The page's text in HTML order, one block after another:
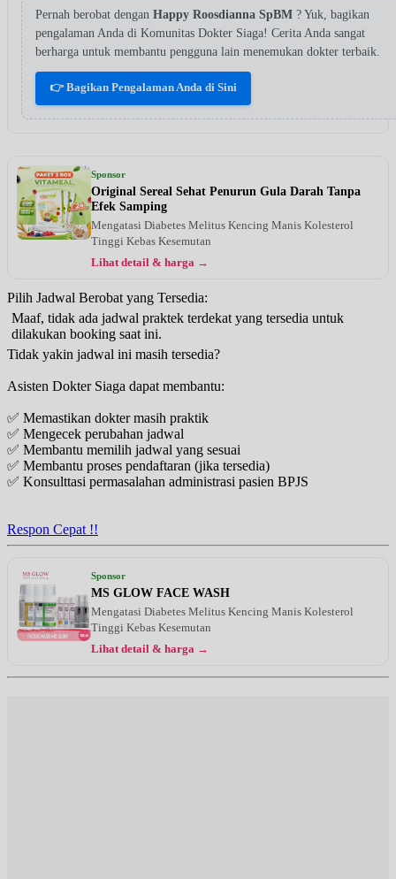
Pernah berobat dengan Happy Roosdianna SpBM ? Yuk, bagikan
pengalaman Anda di Komunitas Dokter Siaga! Cerita Anda sangat
berharga untuk membantu pengguna lain menemukan dokter terbaik.
👉 Bagikan Pengalaman Anda di Sini
Sponsor
Original Sereal Sehat Penurun Gula Darah Tanpa
Efek Samping
Mengatasi Diabetes Melitus Kencing Manis Kolesterol
Tinggi Kebas Kesemutan
Lihat detail & harga →
Pilih Jadwal Berobat yang Tersedia:
Maaf, tidak ada jadwal praktek terdekat yang tersedia untuk
dilakukan booking saat ini.
Tidak yakin jadwal ini masih tersedia?
Asisten Dokter Siaga dapat membantu:
✅ Memastikan dokter masih praktik
✅ Mengecek perubahan jadwal
✅ Membantu memilih jadwal yang sesuai
✅ Membantu proses pendaftaran (jika tersedia)
✅ Konsulttasi permasalahan administrasi pasien BPJS
Respon Cepat !!
Sponsor
MS GLOW FACE WASH
Mengatasi Diabetes Melitus Kencing Manis Kolesterol
Tinggi Kebas Kesemutan
Lihat detail & harga →